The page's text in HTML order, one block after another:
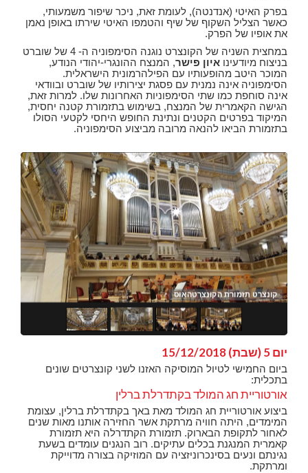
בפרק האיטי (אנדנטה), לעומת זאת, ניכר שיפור משמעותי,
כאשר הצליל השקוף של שיף והטמפו האיטי שירתו באופן נאמן
את אופיו של הפרק.
במחצית השניה של הקונצרט נוגנה הסימפוניה ה- 4 של שוברט
בניצוח מיודעינו איון פישר, המנצח ההונגרי-יהודי הנודע,
המוכר היטב מהופעותיו עם הפילהרמונית הישראלית.
הסימפוניה אינה נמנית עם פסגת יצירותיו של שוברט ובוודאי
אינה סוחפת כמו שתי הסימפוניות האחרונות שלו. למרות זאת,
הגישה הקאמרית של המנצח, בשימוש בתזמורת קטנה יחסית,
המיקוד בפרטים הקטנים ונתינת החופש היחסי לקטעי הסולו
בתזמורת הביאו להנאה מרובה מביצוע הסימפוניה.
קונצרט תזמורת הקונצרטהאוס
תזמורת הקונצרטהאוס
יום 5 (שבת) 15/12/2018
ביום החמישי לטיול המוסיקה האזנו לשני קונצרטים שונים
בתכלית:
אורטוריית חג המולד בקתדרלת ברלין
ביצוע אורטוריית חג המולד מאת באך בקתדרלת ברלין, עצומת
המימדים, היתה חוויה מרתקת אשר החזירה אותנו מאות שנים
לאחור לתקופת הבארוק. תזמורת הקתדרלה היא תזמורת
קאמרית המנגנת בכלים עתיקים. רוב הנגנים עומדים בשעת
נגינתם ונעים בסינכרוניזציה עם המוזיקה בצורה מדוייקת
ומרתקת.